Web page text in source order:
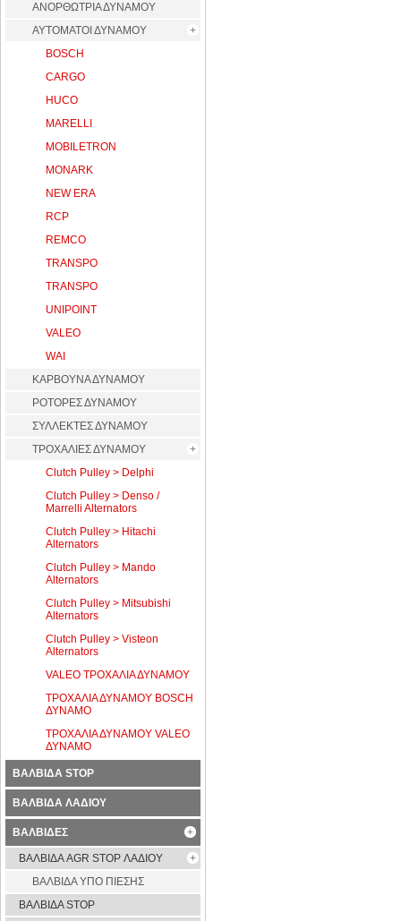
ΑΝΟΡΘΩΤΡΙΑ ΔΥΝΑΜΟΥ
ΑΥΤΟΜΑΤΟΙ ΔΥΝΑΜΟΥ
BOSCH
CARGO
HUCO
MARELLI
MOBILETRON
MONARK
NEW ERA
RCP
REMCO
TRANSPO
TRANSPO
UNIPOINT
VALEO
WAI
ΚΑΡΒΟΥΝΑ ΔΥΝΑΜΟΥ
ΡΟΤΟΡΕΣ ΔΥΝΑΜΟΥ
ΣΥΛΛΕΚΤΕΣ ΔΥΝΑΜΟΥ
ΤΡΟΧΑΛΙΕΣ ΔΥΝΑΜΟΥ
Clutch Pulley > Delphi
Clutch Pulley > Denso /
Marrelli Alternators
Clutch Pulley > Hitachi
Alternators
Clutch Pulley > Mando
Alternators
Clutch Pulley > Mitsubishi
Alternators
Clutch Pulley > Visteon
Alternators
VALEO ΤΡΟΧΑΛΙΑ ΔΥΝΑΜΟΥ
ΤΡΟΧΑΛΙΑ ΔΥΝΑΜΟΥ BOSCH
ΔΥΝΑΜΟ
ΤΡΟΧΑΛΙΑ ΔΥΝΑΜΟΥ VALEO
ΔΥΝΑΜΟ
ΒΑΛΒΙΔΑ STOP
ΒΑΛΒΙΔΑ ΛΑΔΙΟΥ
ΒΑΛΒΙΔΕΣ
ΒΑΛΒΙΔΑ AGR STOP ΛΑΔΙΟΥ
ΒΑΛΒΙΔΑ ΥΠΟ ΠΙΕΣΗΣ
ΒΑΛΒΙΔΑ STOP